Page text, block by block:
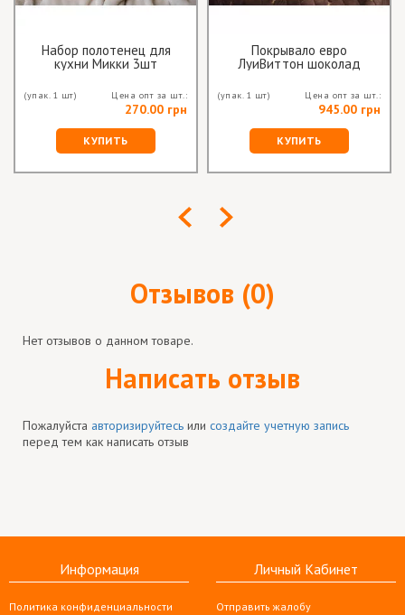
Набор полотенец для
кухни Микки 3шт
(упак. 1 шт) Цена опт за шт.:
270.00 грн
КУПИТЬ
Покрывало евро
ЛуиВиттон шоколад
(упак. 1 шт) Цена опт за шт.:
945.00 грн
КУПИТЬ
Отзывов (0)
Нет отзывов о данном товаре.
Написать отзыв
Пожалуйста авторизируйтесь или создайте учетную запись
перед тем как написать отзыв
Информация
Политика конфиденциальности
Личный Кабинет
Отправить жалобу